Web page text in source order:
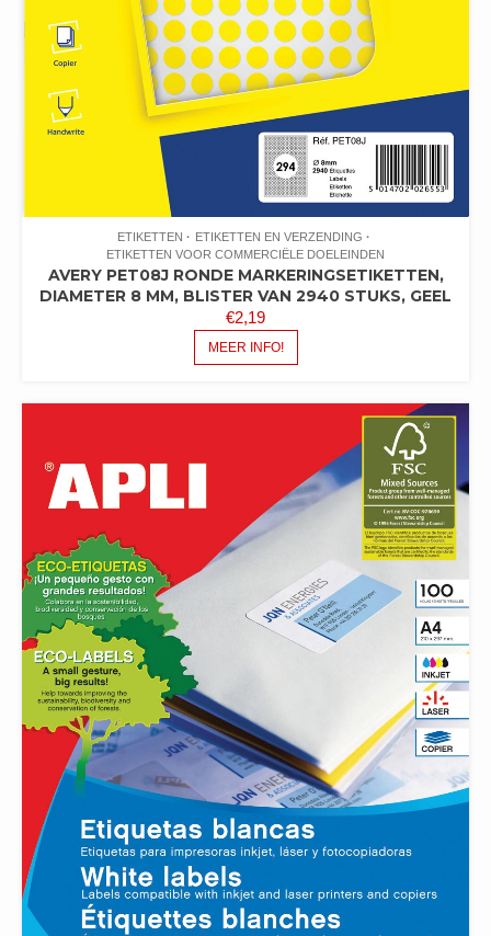
ETIKETTEN
ETIKETTEN EN VERZENDING
ETIKETTEN VOOR COMMERCIËLE DOELEINDEN
AVERY PET08J RONDE MARKERINGSETIKETTEN,
DIAMETER 8 MM, BLISTER VAN 2940 STUKS, GEEL
€2,19
MEER INFO!